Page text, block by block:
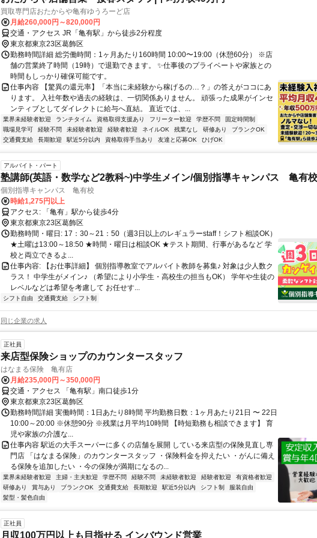
買取専門店おたからや亀有ゆうろーど店
月給260,000円～820,000円
交通・アクセス JR「亀有駅」から徒歩2分程度
東京都東京23区葛飾区
勤務時間詳細 総労働時間：1ヶ月あたり160時間 10:00〜19:00（休憩60分） ※店
舗の営業終了時間（19時）で退勤できます。 ✨仕事後のプライベートや家族との
時間もしっかり確保可能です。
仕事内容 【驚異の還元率】「本当に未経験から稼げるの…？」の答えがココにあ
ります。 入社年数や過去の経験は、一切関係ありません。 頑張った成果がインセ
ンティブとしてダイレクトに給与へ直結。 直近では、...
業界未経験者歓迎 ランチタイム 資格取得支援あり フリーター歓迎 学歴不問
固定時間制
職場見学可
経験不問 未経験者歓迎 経験者歓迎 ネイルOK 残業なし 研修あり
ブランクOK
交通費支給
長期歓迎 駅近5分以内 資格取得手当あり 友達と応募OK ひげOK
アルバイト・パート
塾講師(英語・数学など2教科~)中学生メイン/個別指導キャンパス 亀有校
個別指導キャンパス 亀有校
時給1,275円以上
アクセス: 「亀有」駅から徒歩4分
東京都東京23区葛飾区
勤務時間・曜日: 17：30～21：50（週3日以上のレギュラーstaff！シフト相談OK）
★土曜は13:00～18:50 ★時間・曜日は相談OK ★テスト期間、行事があるなど 学
校と両立できるよ...
仕事内容: 【お仕事詳細】 個別指導教室でアルバイト教師を募集♪ 対象は少人数ク
ラス！ 中学生がメイン♪ （希望により小学生・高校生の担当もOK） 学年や生徒の
レベルなどは希望を考慮して お任せす...
シフト自由 交通費支給 シフト制
同じ企業の求人
正社員
来店型保険ショップのカウンタースタッフ
はなまる保険 亀有店
月給235,000円～350,000円
交通・アクセス 「亀有駅」南口徒歩1分
東京都東京23区葛飾区
勤務時間詳細 実働時間：1日あたり8時間 平均勤務日数：1ヶ月あたり21日 〜 22日
10:00～20:00 ※休憩90分 ※残業は月平均10時間 【時短勤務も相談できます】 育
児や家族の介護な...
仕事内容 駅近の大手スーパーに多くの店舗を展開 している来店型の保険見直し専
門店 「はなまる保険」のカウンタースタッフ ・保険料金を抑えたい ・がんに備え
る保険を追加したい ・今の保険が満期になるの...
業界未経験者歓迎 主婦・主夫歓迎 学歴不問 経験不問 未経験者歓迎 経験者歓迎
有資格者歓迎
研修あり
賞与あり ブランクOK 交通費支給 長期歓迎 駅近5分以内 シフト制
服装自由
髪型・髪色自由
正社員
月収100万円以上も目指せる インバウンド営業